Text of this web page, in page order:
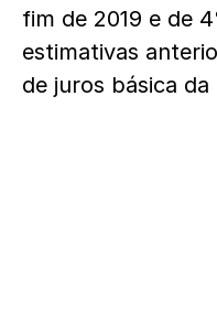
fim de 2019 e de
estimativas
de juros básica da